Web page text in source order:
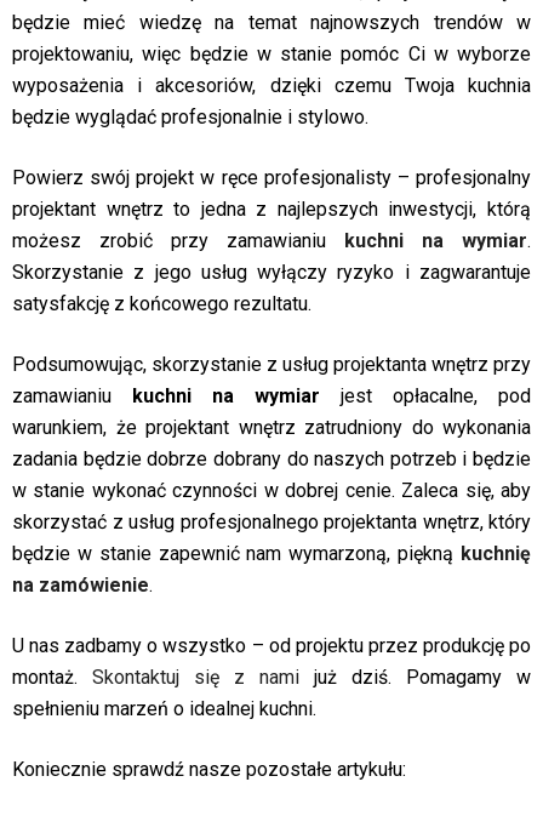
będzie mieć wiedzę na temat najnowszych trendów w
projektowaniu, więc będzie w stanie pomóc Ci w wyborze
wyposażenia i akcesoriów, dzięki czemu Twoja kuchnia
będzie wyglądać profesjonalnie i stylowo.
Powierz swój projekt w ręce profesjonalisty – profesjonalny
projektant wnętrz to jedna z najlepszych inwestycji, którą
możesz zrobić przy zamawianiu kuchni na wymiar.
Skorzystanie z jego usług wyłączy ryzyko i zagwarantuje
satysfakcję z końcowego rezultatu.
Podsumowując, skorzystanie z usług projektanta wnętrz przy
zamawianiu kuchni na wymiar jest opłacalne, pod
warunkiem, że projektant wnętrz zatrudniony do wykonania
zadania będzie dobrze dobrany do naszych potrzeb i będzie
w stanie wykonać czynności w dobrej cenie. Zaleca się, aby
skorzystać z usług profesjonalnego projektanta wnętrz, który
będzie w stanie zapewnić nam wymarzoną, piękną kuchnię
na zamówienie.
U nas zadbamy o wszystko – od projektu przez produkcję po
montaż. Skontaktuj się z nami już dziś. Pomagamy w
spełnieniu marzeń o idealnej kuchni.
Koniecznie sprawdź nasze pozostałe artykułu: